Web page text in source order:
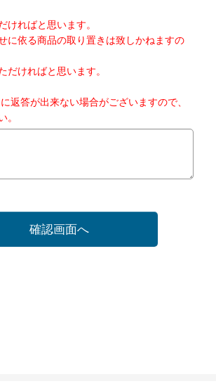
ければと思います。
に依る商品の取り置きは致しかねますの
だければと思います。
返答が出来ない場合がございますので、
。
確認画面へ